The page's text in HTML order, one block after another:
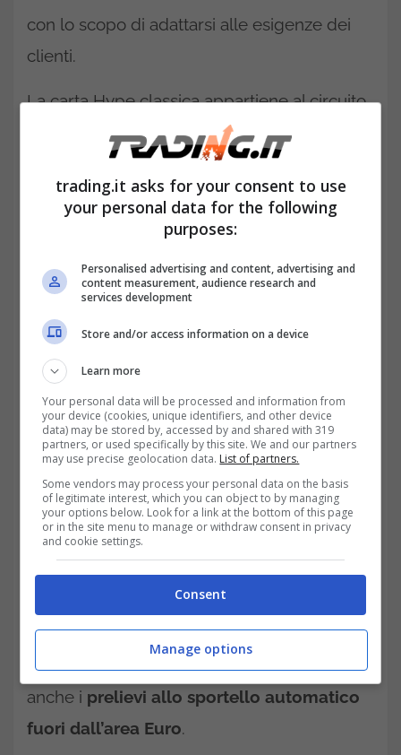
con lo scopo di adattarsi alle esigenze dei
clienti.
La carta Hype classica appartiene al circuito
MasterCard ed è emessa dalla banca Hype.
Si tratta di un prodotto estremamente
conveniente dal punto di vista economico,
perché non presenta costi di attivazione e
anno.
Inoltre, utilizzando la carta di debito Hype i
prelievi allo sportello automatico sono
gratuiti sia in Italia che in tutta l’area Euro. Ma
quello che stupisce è che sono gratuiti
anche i prelievi allo sportello automatico
fuori dall’area Euro.
trading.it asks for your consent to use
your personal data for the following
purposes:
Personalised advertising and content, advertising and
content measurement, audience research and
services development
Store and/or access information on a device
Learn more
Your personal data will be processed and information from
your device (cookies, unique identifiers, and other device
data) may be stored by, accessed by and shared with 319
partners, or used specifically by this site. We and our partners
may use precise geolocation data. List of partners.
Some vendors may process your personal data on the basis
of legitimate interest, which you can object to by managing
your options below. Look for a link at the bottom of this page
or in the site menu to manage or withdraw consent in privacy
and cookie settings.
Consent
Manage options